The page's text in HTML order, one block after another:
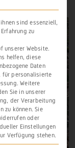
sind essenziell,
zu
unserer Website.
helfen, diese
Daten
für personalisierte
Weitere
Sie in unserer
der Verarbeitung
zu können. Sie
oder
Einstellungen
Verfügung stehen.